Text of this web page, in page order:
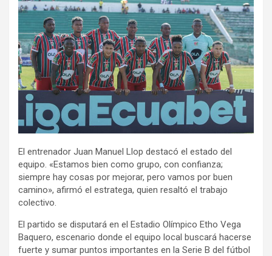
El entrenador Juan Manuel Llop destacó el estado del
equipo. «Estamos bien como grupo, con confianza;
siempre hay cosas por mejorar, pero vamos por buen
camino», afirmó el estratega, quien resaltó el trabajo
colectivo.
El partido se disputará en el Estadio Olímpico Etho Vega
Baquero, escenario donde el equipo local buscará hacerse
fuerte y sumar puntos importantes en la Serie B del fútbol